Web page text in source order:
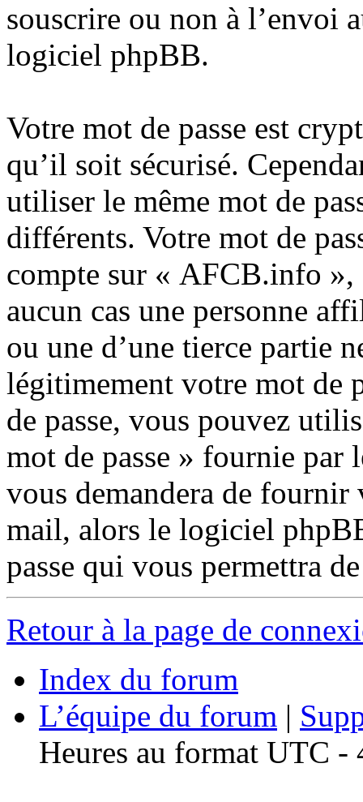
souscrire ou non à l’envoi
logiciel phpBB.
Votre mot de passe est
qu’il soit sécurisé.
utiliser le même mot de
différents. Votre mot de
compte sur « AFCB.info »,
aucun cas une personne
ou une d’une tierce partie
légitimement votre mot de
de passe, vous pouvez
mot de passe » fournie par
vous demandera de
mail, alors le logiciel
passe qui vous permettra
Retour à la page de
Index du forum
L’équipe du forum |
Heures au format UTC -